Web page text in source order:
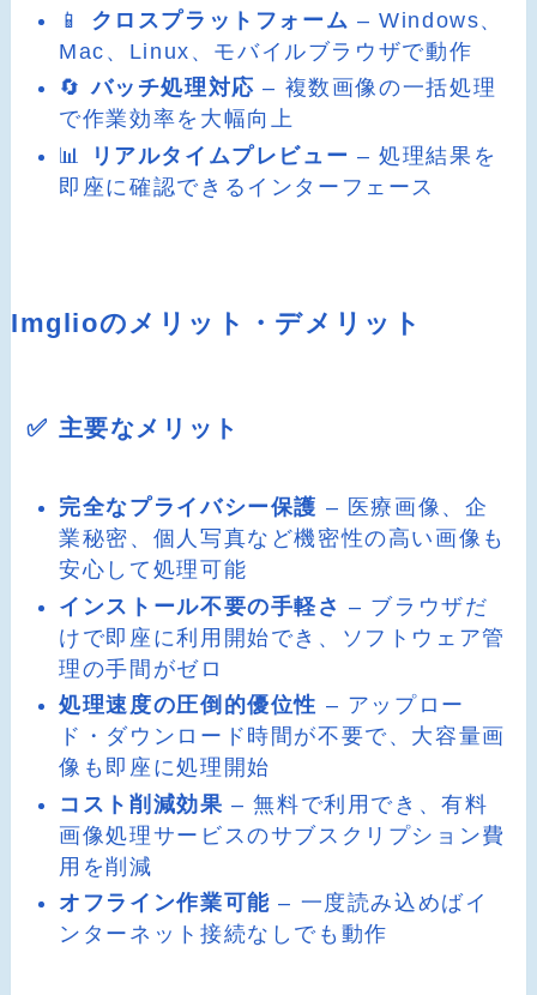
📱 クロスプラットフォーム – Windows、
Mac、Linux、モバイルブラウザで動作
🔄バッチ処理対応 – 複数画像の一括処理
で作業効率を大幅向上
📊
リアルタイムプレビュー – 処理結果を
即座に確認できるインターフェース
Imglioのメリット・デメリット
✅ 主要なメリット
完全なプライバシー保護 – 医療画像、企
業秘密、個人写真など機密性の高い画像も
安心して処理可能
インストール不要の手軽さ – ブラウザだ
けで即座に利用開始でき、ソフトウェア管
理の手間がゼロ
処理速度の圧倒的優位性 – アップロー
ド・ダウンロード時間が不要で、大容量画
像も即座に処理開始
コスト削減効果 – 無料で利用でき、有料
画像処理サービスのサブスクリプション費
用を削減
オフライン作業可能 – 一度読み込めばイ
ンターネット接続なしでも動作